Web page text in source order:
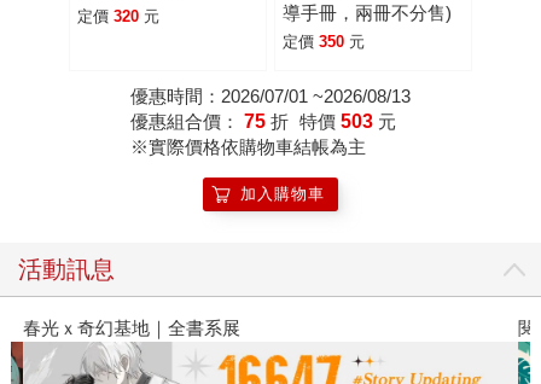
定價 320 元
導手冊，兩冊不分售)
定價 350 元
優惠時間：2026/07/01 ~2026/08/13
優惠組合價： 75 折 特價 503 元
※實際價格依購物車結帳為主
加入購物車
活動訊息
春光ｘ奇幻基地｜全書系展 閱